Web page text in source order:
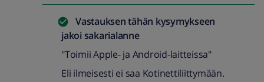
Vastauksen tähän kysymykseen
jakoi sakarialanne
"Toimii Apple- ja Android-laitteissa"
Eli ilmeisesti ei saa Kotinettiliittymään.